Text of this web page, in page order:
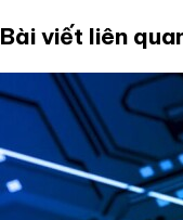
Bài viết liên